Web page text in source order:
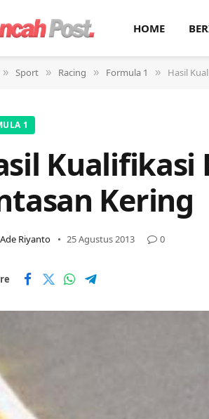
HOME
» Sport » Racing » Formula 1 » Hasil
1
Kualifikasi
Kering
Ade Riyanto 25 Agustus 2013 0